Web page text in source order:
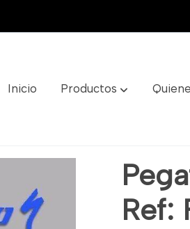
Inicio Productos
Ref: